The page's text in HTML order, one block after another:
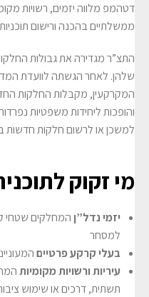
דטהמפ מלווה יזמים, רשויות
ממשלתיים בהכנה ורישום תוכניות
התצ”ר מגדירה את גבולות
שלהן. לאחר הגשתה לוועדת
המקרקעין, מקבלות החלקות
והופכות ליחידות משפטיות
למשכן או לרשום חלקות חדשות
מי זקוק
יזמי נדל”ן המחלקים שטחי
למסחר
בעלי קרקע פרטיים
עיריות ורשויות מקומיות
תשתית, דרכים או שימוש